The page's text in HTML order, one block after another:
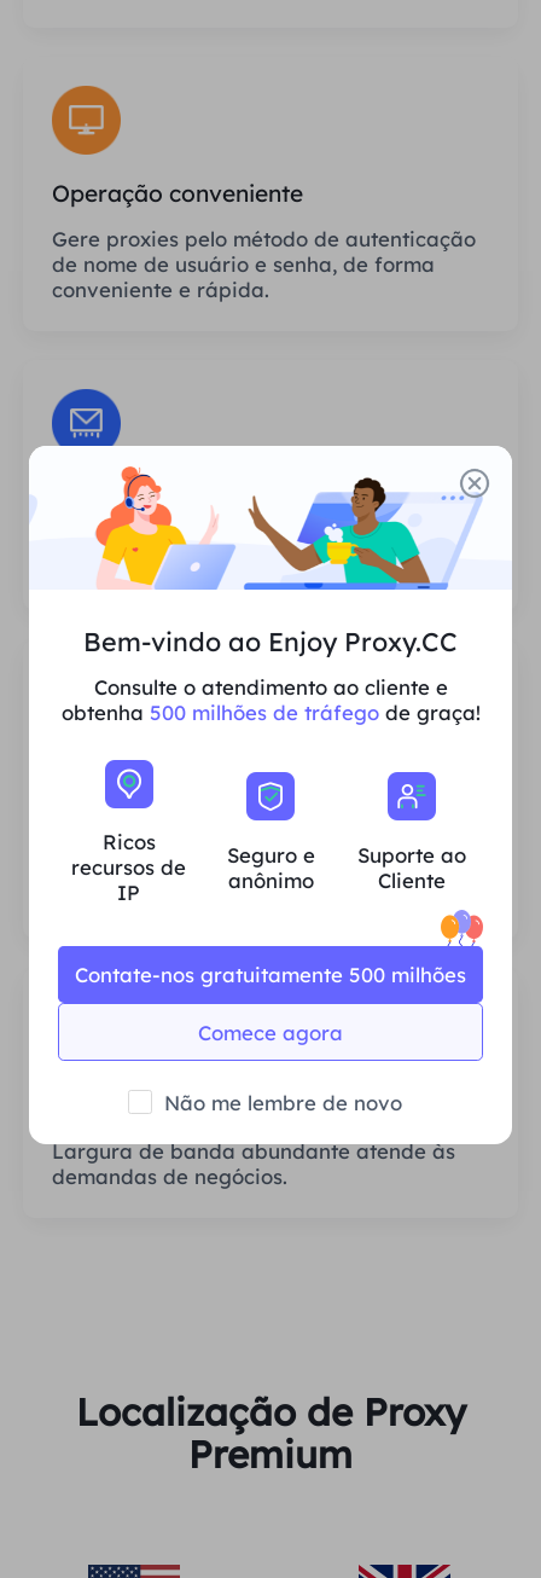
Operação conveniente
Gere proxies pelo método de autenticação
de nome de usuário e senha, de forma
conveniente e rápida.
Sessões Ilimitadas
Não há limite para o número de usos ou
frequências de invocação dos proxies.
Ricos recursos de IP residencial
Garantimos que nossos recursos de proxy
IP sejam estáveis ​​e confiáveis ​​e nos
esforçamos constantemente para expandir
o pool de proxy atual para atender às
Estável e Eficiente
Largura de banda abundante atende às
demandas de negócios.
Localização de Proxy
Premium
Bem-vindo ao Enjoy Proxy.CC
Consulte o atendimento ao cliente e
obtenha 500 milhões de tráfegode graça!
Ricos
recursos de
IP
Seguro e
anônimo
Suporte ao
Cliente
Comece agora
Contate-nos gratuitamente 500 milhões
Não me lembre de novo